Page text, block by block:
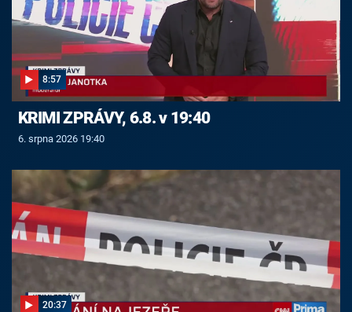
8:57
KRIMI ZPRÁVY, 6.8. v 19:40
6. srpna 2026 19:40
20:37